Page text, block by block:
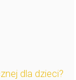
dla dzieci?